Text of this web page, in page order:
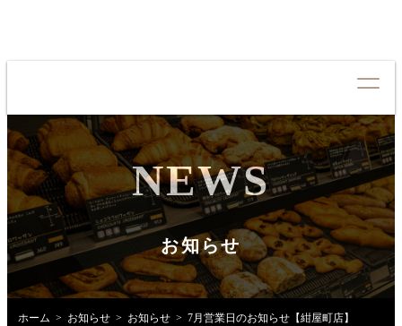
コンセプトCONCEPT
クオリティQUALITY
メニューMENU
お知らせ NEWS
NEWS
お知らせ
ホーム お知らせ お知らせ 7月営業日のお知らせ【紺屋町店】